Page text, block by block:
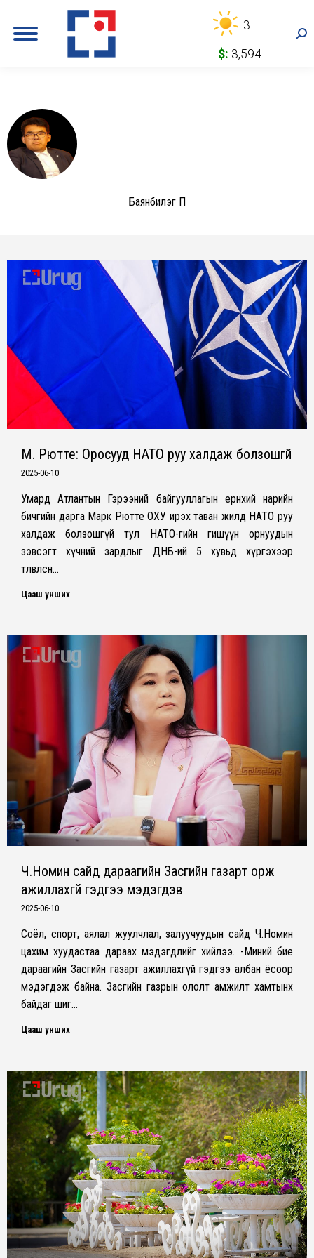
3
$: 3,594
Баянбилэг П
М. Рютте: Оросууд НАТО руу халдаж болзошгүй
2025-06-10
Умард Атлантын Гэрээний байгууллагын ерөнхий нарийн
бичгийн дарга Марк Рютте ОХУ ирэх таван жилд НАТО руу
халдаж болзошгүй тул НАТО-гийн гишүүн орнуудын
зэвсэгт хүчний зардлыг ДНБ-ий 5 хувьд хүргэхээр
төлөвлөсөн…
Цааш унших
Ч.Номин сайд дараагийн Засгийн газарт орж
ажиллахгүй гэдгээ мэдэгдэв
2025-06-10
Соёл, спорт, аялал жуулчлал, залуучуудын сайд Ч.Номин
цахим хуудастаа дараах мэдэгдлийг хийлээ. -Миний бие
дараагийн Засгийн газарт ажиллахгүй гэдгээ албан ёсоор
мэдэгдэж байна. Засгийн газрын ололт амжилт хамтынх
байдаг шиг…
Цааш унших